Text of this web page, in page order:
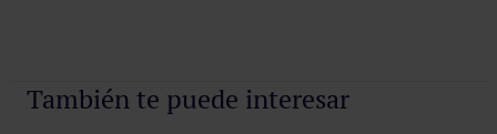
También te puede interesar